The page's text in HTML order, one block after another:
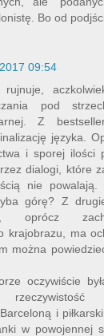
Bo od
09:54
rujnuje,
pod
Z
języka.
i sporej ilości
dialogi, które
nie
górę? Z
oprócz
krajobrazu, ma
można
oczywiście
i
w powojennej